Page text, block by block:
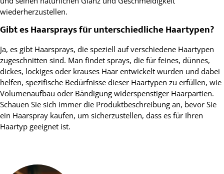
wiederherzustellen.
Gibt es Haarsprays für unterschiedliche Haartypen?
Ja, es gibt Haarsprays, die speziell auf verschiedene Haartypen
zugeschnitten sind. Man findet sprays, die für feines, dünnes,
dickes, lockiges oder krauses Haar entwickelt wurden und dabei
helfen, spezifische Bedürfnisse dieser Haartypen zu erfüllen, wie
Volumenaufbau oder Bändigung widerspenstiger Haarpartien.
Schauen Sie sich immer die Produktbeschreibung an, bevor Sie
ein Haarspray kaufen, um sicherzustellen, dass es für Ihren
Haartyp geeignet ist.